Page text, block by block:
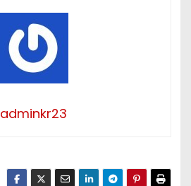
adminkr23